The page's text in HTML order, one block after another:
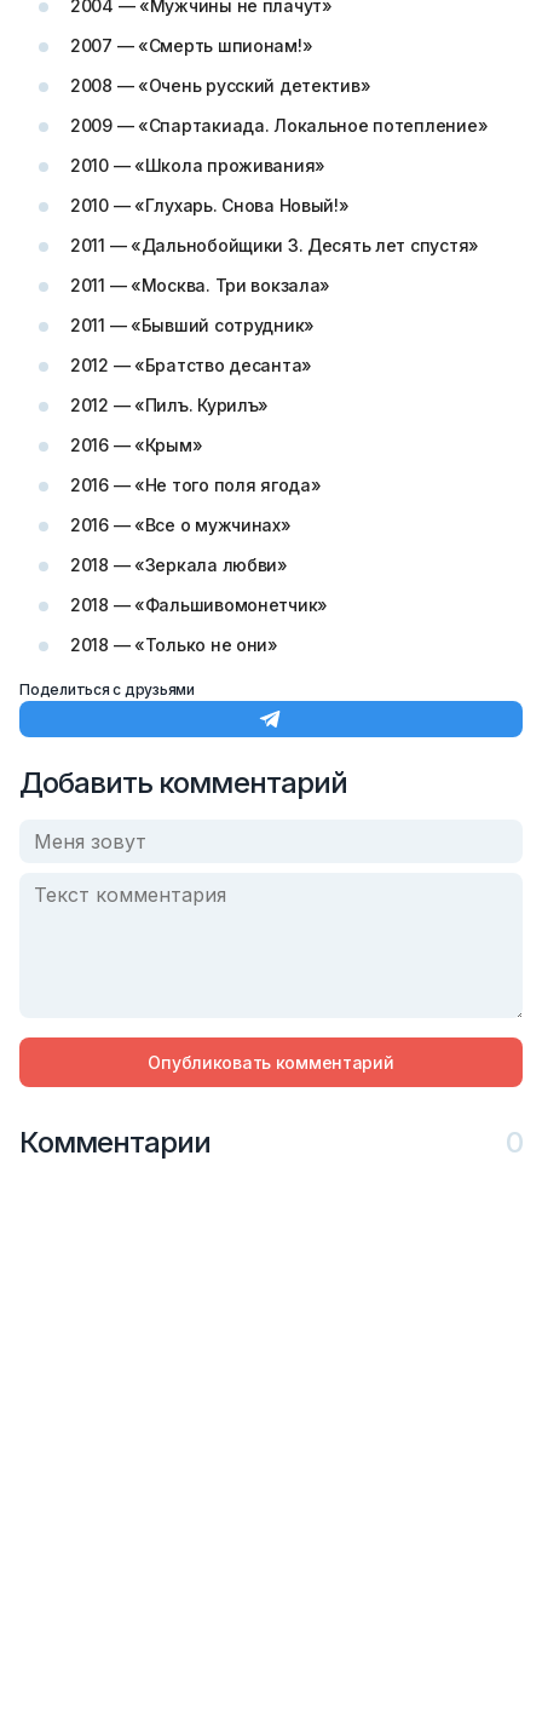
2004 — «Мужчины не плачут»
2007 — «Смерть шпионам!»
2008 — «Очень русский детектив»
2009 — «Спартакиада. Локальное потепление»
2010 — «Школа проживания»
2010 — «Глухарь. Снова Новый!»
2011 — «Дальнобойщики 3. Десять лет спустя»
2011 — «Москва. Три вокзала»
2011 — «Бывший сотрудник»
2012 — «Братство десанта»
2012 — «Пилъ. Курилъ»
2016 — «Крым»
2016 — «Не того поля ягода»
2016 — «Все о мужчинах»
2018 — «Зеркала любви»
2018 — «Фальшивомонетчик»
2018 — «Только не они»
Поделиться с друзьями
Добавить комментарий
Опубликовать комментарий
Комментарии 0